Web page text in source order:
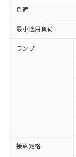
負荷
最小適用負荷
ランプ
接点定格